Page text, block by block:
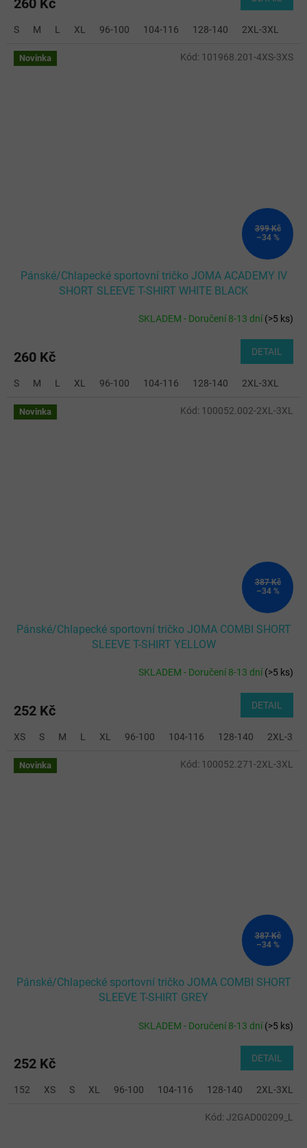
260 Kč
S M L XL 96-100 104-116 128-140 2XL-3XL
Novinka
399 Kč
–34 %
Pánské/Chlapecké sportovní tričko JOMA ACADEMY IV
SHORT SLEEVE T-SHIRT WHITE BLACK
SKLADEM - Doručení 8-13 dní(>5 ks)
260 Kč DETAIL
S M L XL 96-100 104-116 128-140 2XL-3XL
Kód: 101968.201-4XS-3XS
Novinka
387 Kč
–34 %
Pánské/Chlapecké sportovní tričko JOMA COMBI SHORT
SLEEVE T-SHIRT YELLOW
SKLADEM - Doručení 8-13 dní(>5 ks)
252 Kč DETAIL
XS S M L XL 96-100 104-116 128-140 2XL-3XL
Kód: 100052.002-2XL-3XL
Novinka
387 Kč
–34 %
Pánské/Chlapecké sportovní tričko JOMA COMBI SHORT
SLEEVE T-SHIRT GREY
SKLADEM - Doručení 8-13 dní(>5 ks)
252 Kč DETAIL
152 XS S XL 96-100 104-116 128-140 2XL-3XL
Kód: 100052.271-2XL-3XL
Kód: J2GAD00209_L